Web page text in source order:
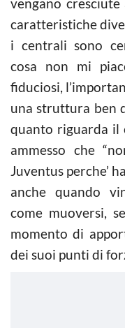
caratteristiche
i centrali sono
cosa non mi
fiduciosi,
una struttura ben
quanto riguarda il
ammesso che
Juventus perche’
anche quando
come muoversi,
momento di
dei suoi punti di